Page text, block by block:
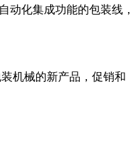
动化集成功能的包装线，
机械的新产品，促销和